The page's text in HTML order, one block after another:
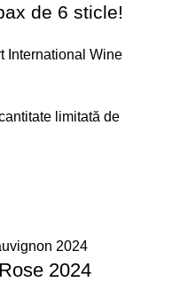
de 6 sticle!
International Wine
limitată de
2024